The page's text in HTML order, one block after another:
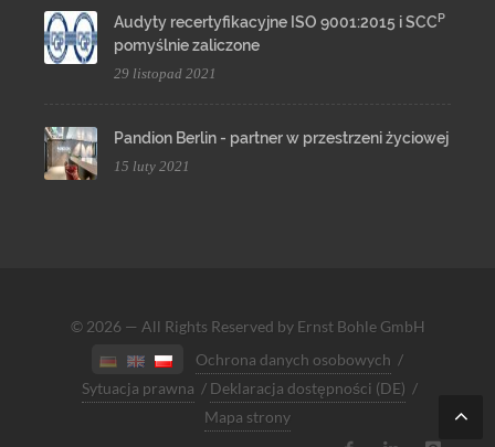
Audyty recertyfikacyjne ISO 9001:2015 i SCCP
pomyślnie zaliczone
29 listopad 2021
Pandion Berlin - partner w przestrzeni życiowej
15 luty 2021
© 2026 — All Rights Reserved by Ernst Bohle GmbH
Ochrona danych osobowych /
Sytuacja prawna / Deklaracja dostępności (DE) /
Mapa strony